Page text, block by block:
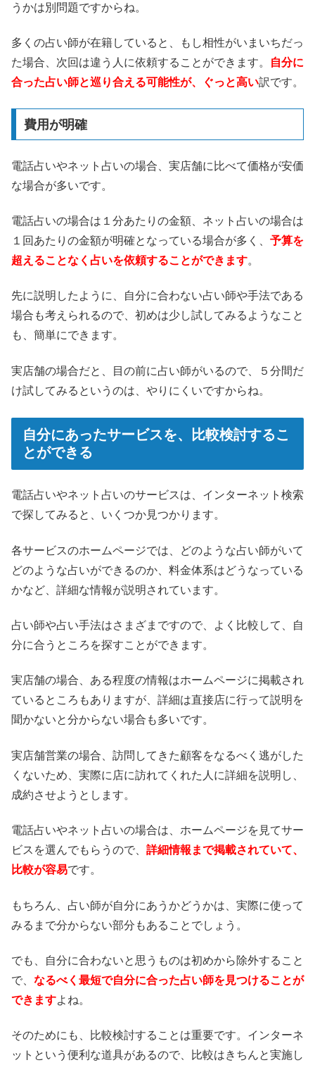
うかは別問題ですからね。
多くの占い師が在籍していると、もし相性がいまいちだっ
た場合、次回は違う人に依頼することができます。
自分に
合った占い師と巡り合える可能性が、ぐっと高い訳です。
費用が明確
電話占いやネット占いの場合、実店舗に比べて価格が安価
な場合が多いです。
電話占いの場合は１分あたりの金額、ネット占いの場合は
１回あたりの金額が明確となっている場合が多く、 予算を
超えることなく占いを依頼することができます。
先に説明したように、自分に合わない占い師や手法である
場合も考えられるので、初めは少し試してみるようなこと
も、簡単にできます。
実店舗の場合だと、目の前に占い師がいるので、５分間だ
け試してみるというのは、やりにくいですからね。
自分にあったサービスを、比較検討するこ
とができる
電話占いやネット占いのサービスは、インターネット検索
で探してみると、いくつか見つかります。
各サービスのホームページでは、どのような占い師がいて
どのような占いができるのか、料金体系はどうなっている
かなど、詳細な情報が説明されています。
占い師や占い手法はさまざまですので、よく比較して、自
分に合うところを探すことができます。
実店舗の場合、ある程度の情報はホームページに掲載され
ているところもありますが、詳細は直接店に行って説明を
聞かないと分からない場合も多いです。
実店舗営業の場合、訪問してきた顧客をなるべく逃がした
くないため、実際に店に訪れてくれた人に詳細を説明し、
成約させようとします。
電話占いやネット占いの場合は、ホームページを見てサー
ビスを選んでもらうので、 詳細情報まで掲載されていて、
比較が容易です。
もちろん、占い師が自分にあうかどうかは、実際に使って
みるまで分からない部分もあることでしょう。
でも、自分に合わないと思うものは初めから除外すること
で、 なるべく最短で自分に合った占い師を見つけることが
できますよね。
そのためにも、比較検討することは重要です。インターネ
ットという便利な道具があるので、比較はきちんと実施し